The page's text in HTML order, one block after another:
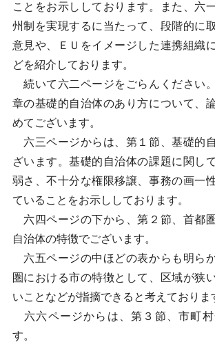
ことをお示ししております。また、六
州制を実現するに当たって、段階的に
意見や、ＥＵをイメージした連携組織
どを紹介しております。
続いて六二ページをごらんください
章の基礎的自治体のあり方について、
めてございます。
六三ページからは、第１節、基礎的
ざいます。基礎的自治体の課題に関し
弱さ、不十分な権限移譲、事務の画一
ていることをお示ししております。
六四ページの下から、第２節、首都
自治体の特徴でございます。
六五ページの中ほどの表からも明ら
圏における市の特徴として、区域が狭
いことなどが指摘できると考えておりま
六六ページからは、第３節、市町村
す。